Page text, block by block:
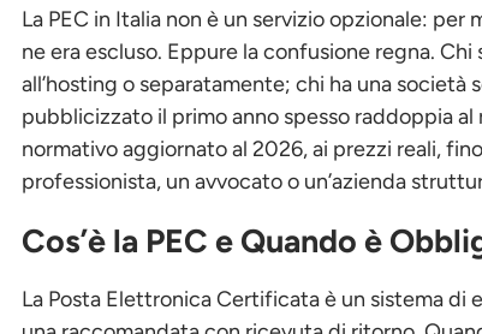
La PEC in Italia non è un servizio opzionale:
ne era escluso. Eppure la confusione regna.
all’hosting o separatamente; chi ha una
pubblicizzato il primo anno spesso raddoppia
normativo aggiornato al 2026, ai prezzi reali,
professionista, un avvocato o un’azienda
Cos’è la PEC e Quando è
La Posta Elettronica Certificata è un sistema di